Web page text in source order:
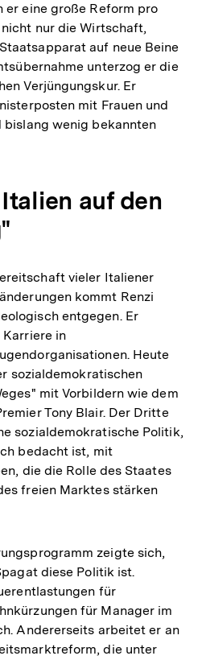
er eine große Reform pro
nur die Wirtschaft,
auf neue Beine
unterzog er die
Verjüngungskur. Er
mit Frauen und
wenig bekannten
auf den
vieler Italiener
kommt Renzi
entgegen. Er
in
Heute
sozialdemokratischen
mit Vorbildern wie dem
Tony Blair. Der Dritte
sozialdemokratische Politik,
bedacht ist, mit
die die Rolle des Staates
freien Marktes stärken
zeigte sich,
diese Politik ist.
für
für Manager im
Andererseits arbeitet er an
die unter